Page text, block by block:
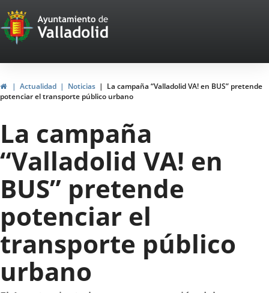
Portal
Web
del
Ayuntamiento
de
Valladolid
HomeActualidad Noticias
La campaña “Valladolid VA! en BUS” pretende
potenciar el transporte público urbano
La campaña
“Valladolid VA! en
BUS” pretende
potenciar el
transporte público
urbano